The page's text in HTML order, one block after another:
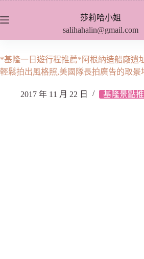
至
內
容
莎莉哈小姐
salihahalin@gmail.com
*基隆一日遊行程推薦*阿根納造船廠遺
輕鬆拍出風格照,美國隊長拍廣告的取景
2017 年 11 月 22 日 基隆景點